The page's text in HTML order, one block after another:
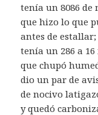
tenía un 8086
que hizo lo que
antes de estallar;
tenía un 286 a
que chupó
dio un par de
de nocivo
y quedó